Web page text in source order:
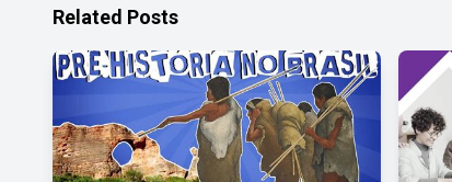
Related Posts